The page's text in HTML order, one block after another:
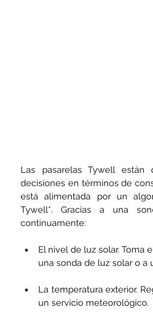
Las pasarelas Tywell
decisiones en términos de
está alimentada por un
Tywell*. Gracias a una
continuamente:
El nivel de luz solar. Toma
una sonda de luz solar o
La temperatura exterior.
un servicio meteorológico.